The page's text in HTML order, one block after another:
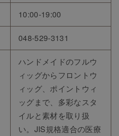
10:00-19:00
048-529-3131
ハンドメイドのフルウ
ィッグからフロントウ
ィッグ、ポイントウィ
ッグまで、多彩なスタ
イルと素材を取り扱
い。JIS規格適合の医療